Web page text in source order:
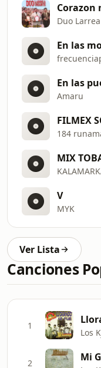
Corazon
Duo
En las
Amaru
184
MIX
V
MYK
Ver Lista
Canciones
1
Los
2 Mi